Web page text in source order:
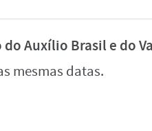
Auxílio Brasil e do
mesmas datas.